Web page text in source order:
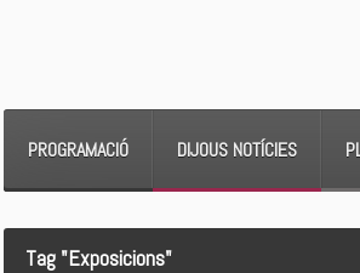
PROGRAMACIÓ DIJOUS NOTÍCIES
Tag "Exposicions"